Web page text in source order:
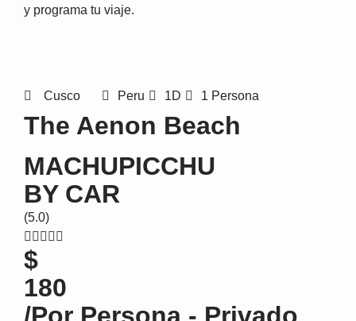
y programa tu viaje.
Peru 1D 1 Persona
The Aenon Beach
MACHUPICCHU
BY CAR
(5.0)
    
$
180
/por Persona - Privado
Cusco